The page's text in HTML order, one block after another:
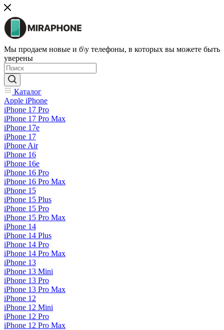
Мы продаем новые и б\у телефоны, в которых вы можете быть
уверены
Каталог
Apple iPhone
iPhone 17 Pro
iPhone 17 Pro Max
iPhone 17e
iPhone 17
iPhone Air
iPhone 16
iPhone 16e
iPhone 16 Pro
iPhone 16 Pro Max
iPhone 15
iPhone 15 Plus
iPhone 15 Pro
iPhone 15 Pro Max
iPhone 14
iPhone 14 Plus
iPhone 14 Pro
iPhone 14 Pro Max
iPhone 13
iPhone 13 Mini
iPhone 13 Pro
iPhone 13 Pro Max
iPhone 12
iPhone 12 Mini
iPhone 12 Pro
iPhone 12 Pro Max